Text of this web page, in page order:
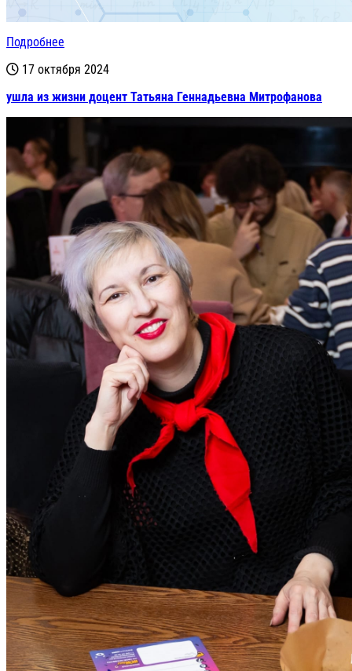
Подробнее
17 октября 2024
ушла из жизни доцент Татьяна Геннадьевна Митрофанова